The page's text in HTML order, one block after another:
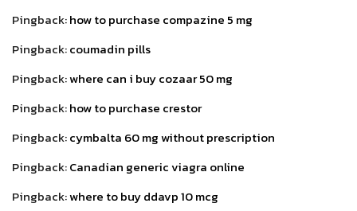
Pingback:how to purchase compazine 5 mg
Pingback:coumadin pills
Pingback:where can i buy cozaar 50 mg
Pingback:how to purchase crestor
Pingback:cymbalta 60 mg without prescription
Pingback:Canadian generic viagra online
Pingback:where to buy ddavp 10 mcg